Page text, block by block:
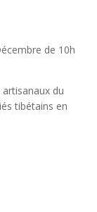
de 10h
du
tibétains en